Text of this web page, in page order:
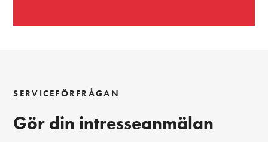
SERVICEFÖRFRÅGAN
Gör din intresseanmälan